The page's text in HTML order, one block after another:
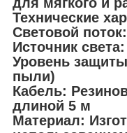
для мягкого и
Технические
Световой
Источник
Уровень
пыли)
Кабель:
длиной 5 м
Материал: